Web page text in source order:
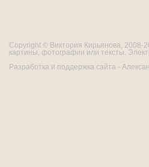
Copyright © Виктория Кирьянова, 2008-
картины, фотографии или тексты.
Разработка и поддержка сайта -